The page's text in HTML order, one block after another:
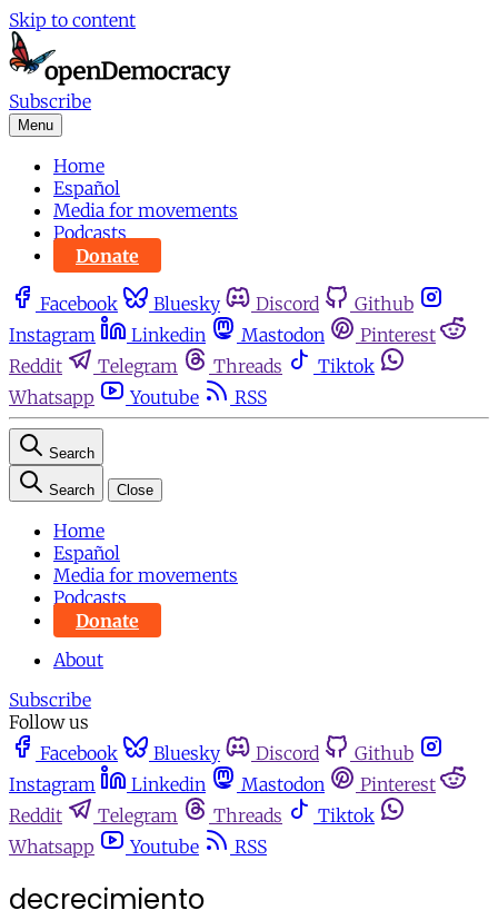
Skip to content
Subscribe
Menu
Home
Español
Media for movements
Podcasts
Donate
Facebook Bluesky Discord
Github
Instagram
Linkedin Mastodon
Pinterest
Reddit
Telegram Threads
Tiktok
Whatsapp
Youtube RSS
Search
Search Close
Home
Español
Media for movements
Podcasts
Donate
About
Subscribe
Follow us
Facebook
Bluesky Discord
Github
Instagram
Linkedin Mastodon
Pinterest
Reddit
Telegram Threads
Tiktok
Whatsapp
Youtube RSS
decrecimiento